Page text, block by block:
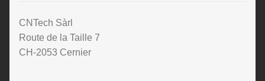
CNTech Sàrl
Route de la Taille 7
CH-2053 Cernier